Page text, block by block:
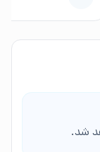
شد.